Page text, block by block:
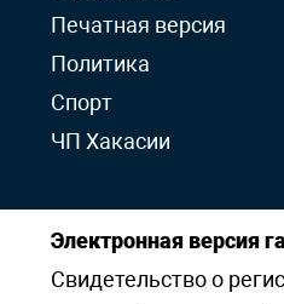
Печатная версия
Политика
Спорт
ЧП Хакасии
Электронная версия
Свидетельство о